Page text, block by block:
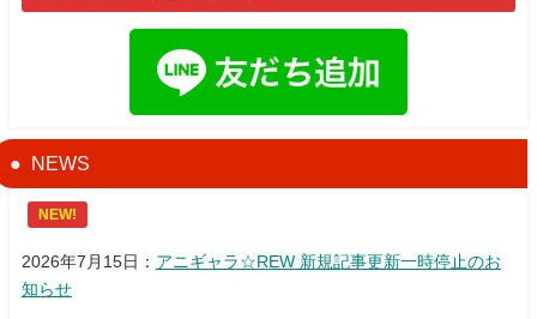
NEWS
NEW!
2026年7月15日： アニギャラ☆REW 新規記事更新一時停止のお
知らせ